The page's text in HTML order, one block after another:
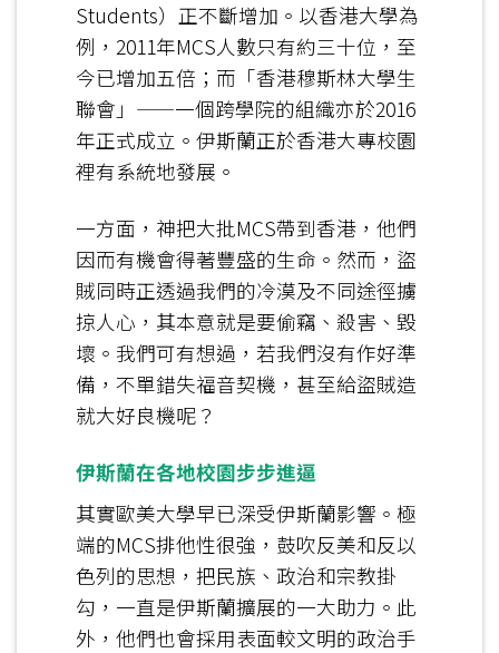
Students）正不斷增加。以香港大學為
例，2011年MCS人數只有約三十位，至
今已增加五倍；而「香港穆斯林大學生
聯會」——一個跨學院的組織亦於2016
年正式成立。伊斯蘭正於香港大專校園
裡有系統地發展。
一方面，神把大批MCS帶到香港，他們
因而有機會得著豐盛的生命。然而，盜
賊同時正透過我們的冷漠及不同途徑擄
掠人心，其本意就是要偷竊、殺害、毀
壞。我們可有想過，若我們沒有作好準
備，不單錯失福音契機，甚至給盜賊造
就大好良機呢？
伊斯蘭在各地校園步步進逼
其實歐美大學早已深受伊斯蘭影響。極
端的MCS排他性很強，鼓吹反美和反以
色列的思想，把民族、政治和宗教掛
勾，一直是伊斯蘭擴展的一大助力。此
外，他們也會採用表面較文明的政治手